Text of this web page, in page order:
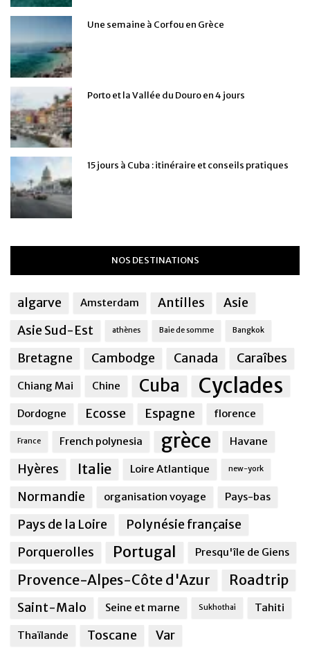
Une semaine à Corfou en Grèce
Porto et la Vallée du Douro en 4 jours
15 jours à Cuba : itinéraire et conseils pratiques
NOS DESTINATIONS
algarve Amsterdam Antilles
Asie
Asie Sud-Est
athènes Baie de somme Bangkok
Bretagne Cambodge Canada Caraîbes
Chiang Mai Chine Cuba Cyclades
Dordogne Ecosse Espagne florence
France French polynesia grèce Havane
Hyères Italie Loire Atlantique new-york
Normandie organisation voyage Pays-bas
Pays de la Loire
Polynésie française
Porquerolles
Portugal Presqu'île de Giens
Provence-Alpes-Côte d'Azur Roadtrip
Saint-Malo Seine et marne Sukhothai Tahiti
Thaïlande Toscane Var